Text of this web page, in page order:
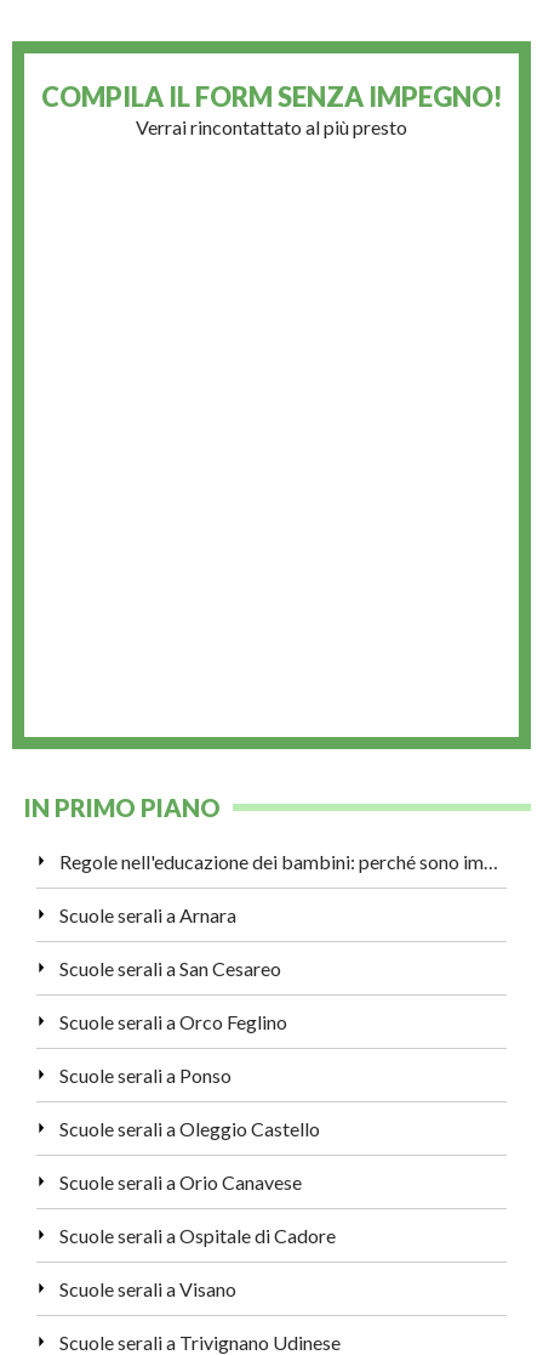
COMPILA IL FORMSENZA IMPEGNO!
Verrai rincontattato al più presto
IN PRIMO PIANO
Regole nell'educazione dei bambini: perché sono importanti?
Scuole serali a Arnara
Scuole serali a San Cesareo
Scuole serali a Orco Feglino
Scuole serali a Ponso
Scuole serali a Oleggio Castello
Scuole serali a Orio Canavese
Scuole serali a Ospitale di Cadore
Scuole serali a Visano
Scuole serali a Trivignano Udinese